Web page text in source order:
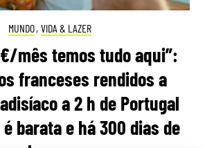
MUNDO, VIDA & LAZER
mês temos tudo aqui”:
franceses rendidos a
a 2 h de Portugal
barata e há 300 dias de